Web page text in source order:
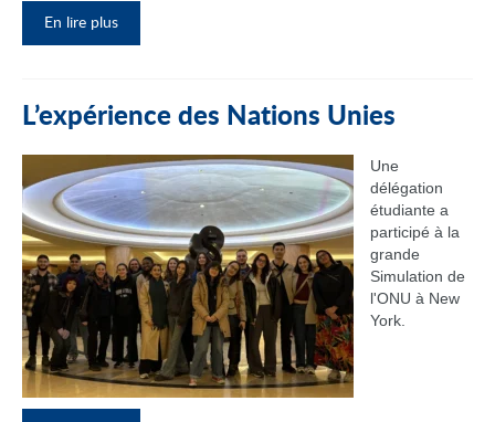
En lire plus
L’expérience des Nations Unies
Une
délégation
étudiante a
participé à la
grande
Simulation de
l'ONU à New
York.